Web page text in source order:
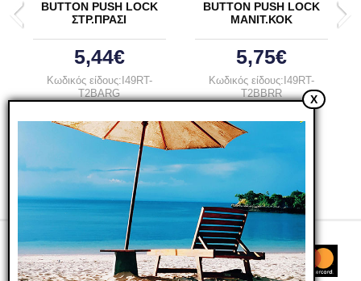
BUTTON PUSH LOCK
ΣΤΡ.ΠΡΑΣΙ
5,44€
Κωδικός είδους:I49RT-
T2BARG
Διαθέσιμο
BUTTON PUSH LOCK
ΜΑΝΙΤ.ΚΟΚ
5,75€
Κωδικός είδους:I49RT-
T2BBRR
B. Κωδ.: T2BBRR
Διαθέσιμο
X